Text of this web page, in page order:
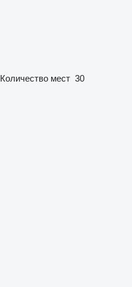
Количество мест 30